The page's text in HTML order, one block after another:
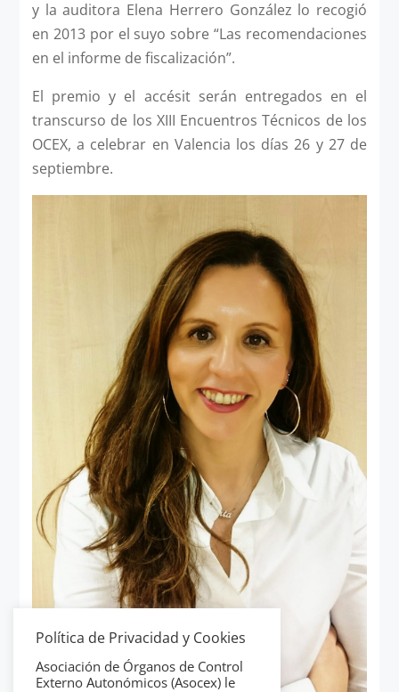
y la auditora Elena Herrero González lo recogió
en 2013 por el suyo sobre “Las recomendaciones
en el informe de fiscalización”.
El premio y el accésit serán entregados en el
transcurso de los XIII Encuentros Técnicos de los
OCEX, a celebrar en Valencia los días 26 y 27 de
septiembre.
Política de Privacidad y Cookies
Asociación de Órganos de Control
Externo Autonómicos (Asocex) le